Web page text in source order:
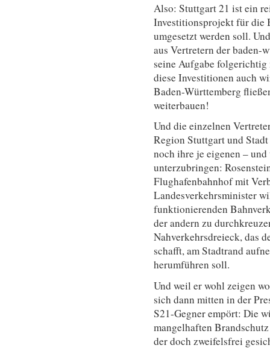
Also: Stuttgart 21 ist ein
Investitionsprojekt für die
umgesetzt werden soll.
aus Vertretern der baden-
seine Aufgabe
diese Investitionen auch
Baden-Württemberg
weiterbauen!
Und die einzelnen
Region Stuttgart und
noch ihre je eigenen –
unterzubringen:
Flughafenbahnhof mit
Landesverkehrsminister
funktionierenden
der andern zu
Nahverkehrsdreieck, das
schafft, am Stadtrand
herumführen soll.
Und weil er wohl zeigen
sich dann mitten in der
S21-Gegner empört: Die
mangelhaften
der doch zweifelsfrei